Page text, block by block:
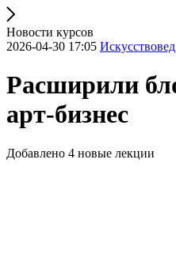
Новости курсов
2026-04-30 17:05 Искусствовед
Расширили
арт-бизнес
Добавлено 4 новые лекции